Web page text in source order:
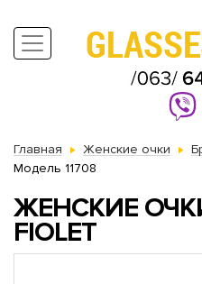
Главная Женские очки
Модель 11708
ЖЕНСКИЕ ОЧКИ
FIOLET